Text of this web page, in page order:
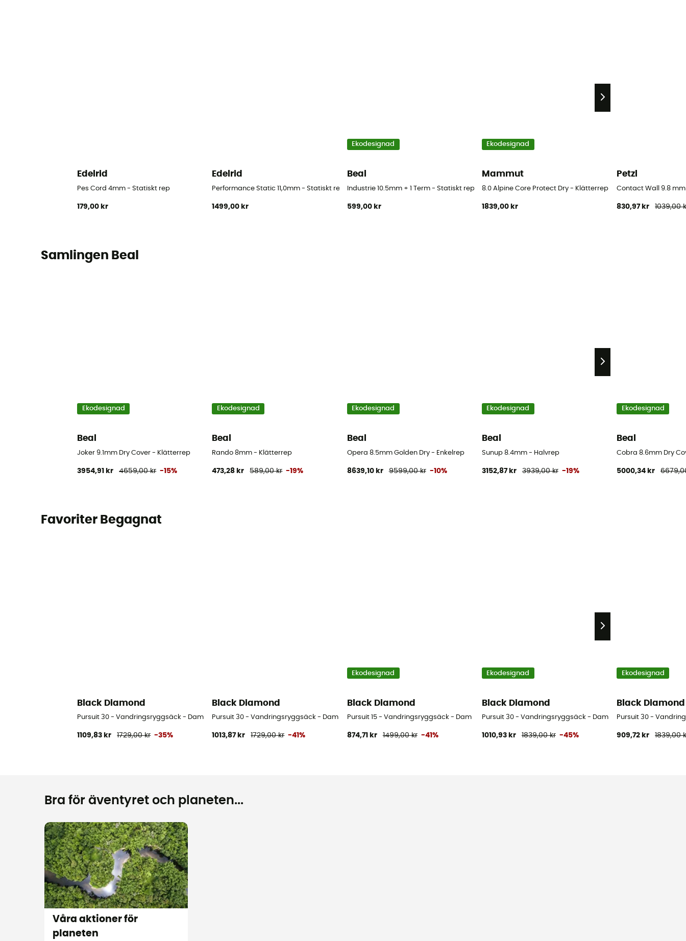
Edelrid
Pes Cord 4mm - Statiskt rep
179,00 kr
Edelrid
Performance Static 11,0mm - Statiskt rep
1499,00 kr
Ekodesignad
Beal
Industrie 10.5mm + 1 Term - Statiskt rep
599,00 kr
Ekodesignad
Mammut
8.0 Alpine Core Protect Dry - Klätterrep
1839,00 kr
Petzl
Contact Wall 9.8
830,97 kr 1039,00
Samlingen Beal
Ekodesignad
Beal
Joker 9.1mm Dry Cover - Klätterrep
3954,91 kr 4659,00 kr -15%
Ekodesignad
Beal
Rando 8mm - Klätterrep
473,28 kr 589,00 kr -19%
Ekodesignad
Beal
Opera 8.5mm Golden Dry - Enkelrep
8639,10 kr 9599,00 kr -10%
Ekodesignad
Beal
Sunup 8.4mm - Halvrep
3152,87 kr 3939,00 kr -19%
Ekodesignad
Beal
Cobra 8.6mm Dry
5000,34 kr
Favoriter Begagnat
Black Diamond
Pursuit 30 - Vandringsryggsäck - Dam
1109,83 kr 1729,00 kr -35%
Black Diamond
Pursuit 30 - Vandringsryggsäck - Dam
1013,87 kr 1729,00 kr -41%
Ekodesignad
Black Diamond
Pursuit 15 - Vandringsryggsäck - Dam
874,71 kr 1499,00 kr -41%
Ekodesignad
Black Diamond
Pursuit 30 - Vandringsryggsäck - Dam
1010,93 kr 1839,00 kr -45%
Ekodesignad
Black Diamond
Pursuit 30 -
909,72 kr 1839,00
Bra för äventyret och planeten...
Våra aktioner för
planeten